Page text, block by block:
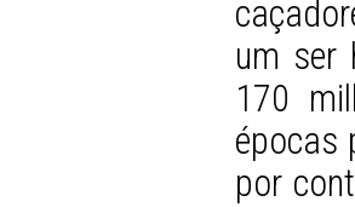
um ser
170
épocas
por